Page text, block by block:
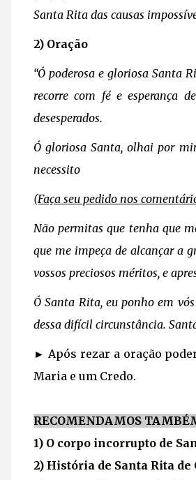
Santa Rita das causas
2) Oração
“Ó poderosa e gloriosa Santa
recorre com fé e esperança
desesperados.
Ó gloriosa Santa, olhai por
necessito
(Faça seu pedido nos
Não permitas que tenha que
que me impeça de alcançar a
vossos preciosos méritos, e
Ó Santa Rita, eu ponho em
dessa difícil circunstância.
► Após rezar a oração
Maria e um Credo.
RECOMENDAMOS
1) O corpo incorrupto de
2) História de Santa Rita de